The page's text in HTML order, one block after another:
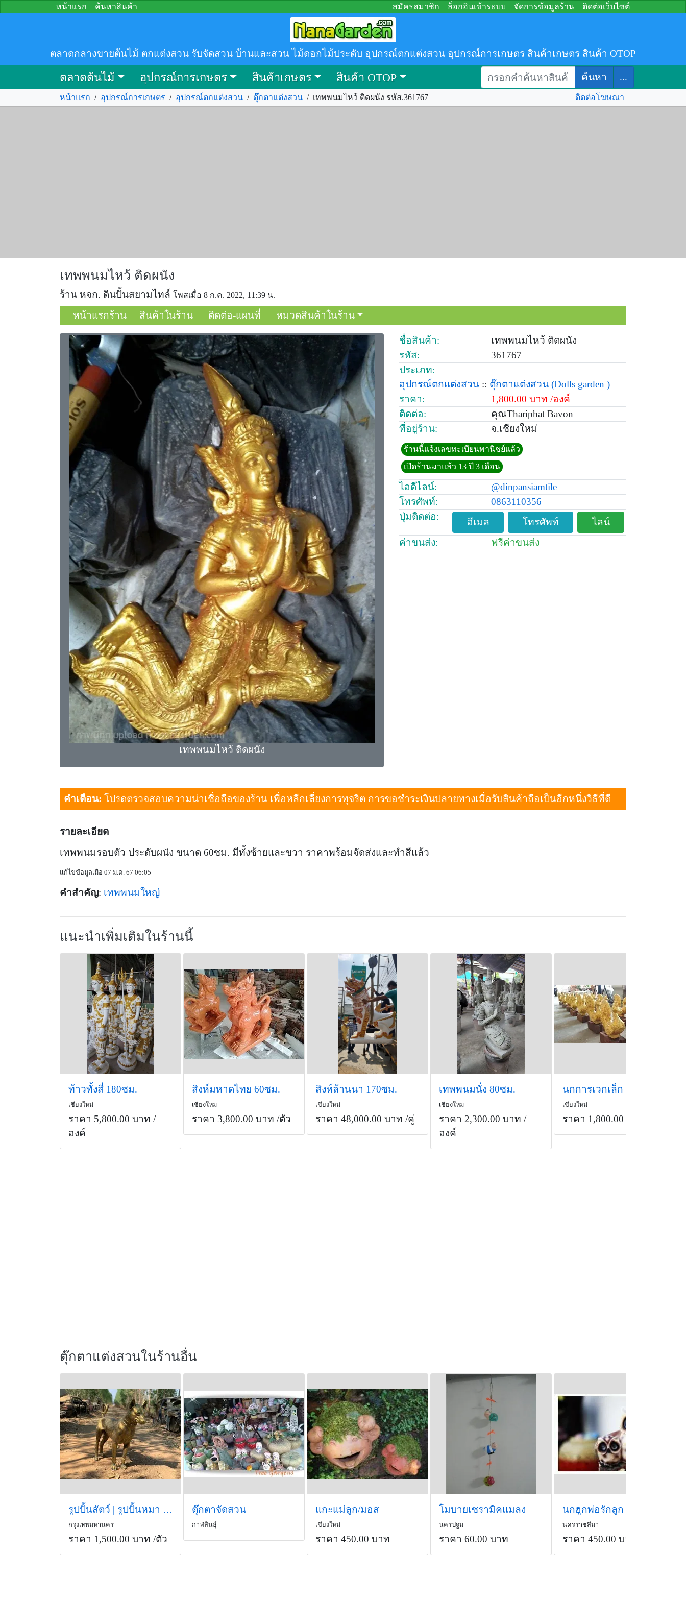
หน้าแรก ค้นหาสินค้า สมัครสมาชิก ล็อกอินเข้าระบบ จัดการข้อมูลร้าน ติดต่อเว็บไซต์
ตลาดกลางขายต้นไม้ ตกแต่งสวน รับจัดสวน บ้านและสวน ไม้ดอกไม้ประดับ อุปกรณ์ตกแต่งสวน อุปกรณ์การเกษตร สินค้าเกษตร สินค้า OTOP
ตลาดต้นไม้ อุปกรณ์การเกษตร สินค้าเกษตร สินค้า OTOP ค้นหา ...
หน้าแรก / อุปกรณ์การเกษตร / อุปกรณ์ตกแต่งสวน / ตุ๊กตาแต่งสวน / เทพพนมไหว้ ติดผนัง รหัส.361767 ติดต่อโฆษณา
เทพพนมไหว้ ติดผนัง
ร้าน หจก. ดินปั้นสยามไทล์ โพสเมื่อ 8 ก.ค. 2022, 11:39 น.
หน้าแรกร้าน สินค้าในร้าน ติดต่อ-แผนที่ หมวดสินค้าในร้าน
เทพพนมไหว้ ติดผนัง
ชื่อสินค้า:
เทพพนมไหว้ ติดผนัง
รหัส:
361767
ประเภท:
อุปกรณ์ตกแต่งสวน :: ตุ๊กตาแต่งสวน (Dolls garden )
ราคา:
1,800.00 บาท /องค์
ติดต่อ:
คุณThariphat Bavon
ที่อยู่ร้าน:
จ.เชียงใหม่
ร้านนี้แจ้งเลขทะเบียนพานิชย์แล้ว
เปิดร้านมาแล้ว 13 ปี 3 เดือน
ไอดีไลน์:
@dinpansiamtile
โทรศัพท์:
0863110356
ปุ่มติดต่อ:
อีเมล โทรศัพท์
ไลน์
ค่าขนส่ง:
ฟรีค่าขนส่ง
คำเตือน: โปรดตรวจสอบความน่าเชื่อถือของร้าน เพื่อหลีกเลี่ยงการทุจริต การขอชำระเงินปลายทางเมื่อรับสินค้าถือเป็นอีกหนึ่งวิธีที่ดี
รายละเอียด
เทพพนมรอบตัว ประดับผนัง ขนาด 60ซม. มีทั้งซ้ายและขวา ราคาพร้อมจัดส่งและทำสีแล้ว
แก้ไขข้อมูลเมื่อ 07 ม.ค. 67 06:05
คำสำคัญ: เทพพนมใหญ่
แนะนำเพิ่มเติมในร้านนี้
ท้าวทั้งสี่ 180ซม.
เชียงใหม่
ราคา 5,800.00 บาท /
องค์
สิงห์มหาดไทย 60ซม.
เชียงใหม่
ราคา 3,800.00 บาท /ตัว
สิงห์ล้านนา 170ซม.
เชียงใหม่
ราคา 48,000.00 บาท /คู่
เทพพนมนั่ง 80ซม.
เชียงใหม่
ราคา 2,300.00 บาท /
องค์
นกการเวกเล็ก
เชียงใหม่
ราคา 1,800.00 บาท
ตุ๊กตาแต่งสวนในร้านอื่น
รูปปั้นสัตว์ | รูปปั้นหมา | Animal Statue
กรุงเทพมหานคร
ราคา 1,500.00 บาท /ตัว
ตุ๊กตาจัดสวน
กาฬสินธุ์
แกะแม่ลูก/มอส
เชียงใหม่
ราคา 450.00 บาท
โมบายเซรามิคแมลง
นครปฐม
ราคา 60.00 บาท
นกฮูกพ่อรักลูก
นครราชสีมา
ราคา 450.00 บาท